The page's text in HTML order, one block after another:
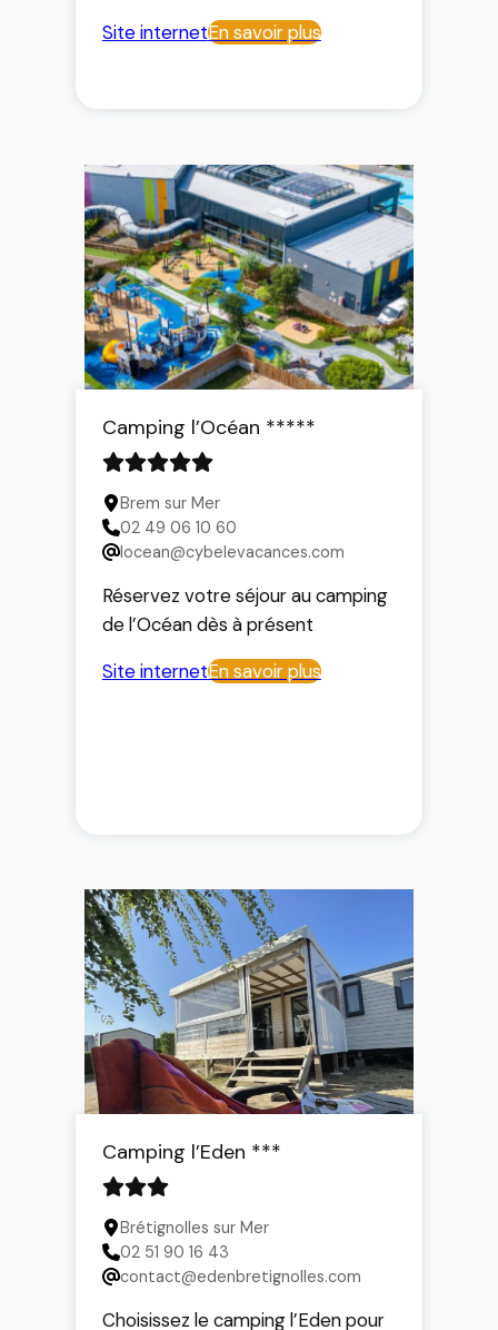
et pour les petits ils seront pris en
charge dès les vacances d’Avril par
soirées à thème, elles vous
laisseront des souvenirs
inoubliables.
Un camping du groupe Cybele
Vacances
Site internetEn savoir plus
Camping l’Océan *****
Brem sur Mer
02 49 06 10 60
locean@cybelevacances.com
Réservez votre séjour au camping
de l’Océan dès à présent
Site internetEn savoir plus
Camping l’Eden ***
Brétignolles sur Mer
02 51 90 16 43
contact@edenbretignolles.com
Choisissez le camping l’Eden pour